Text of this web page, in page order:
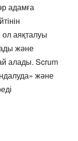
адамға
аяқталуы
және
алады. Scrum
және